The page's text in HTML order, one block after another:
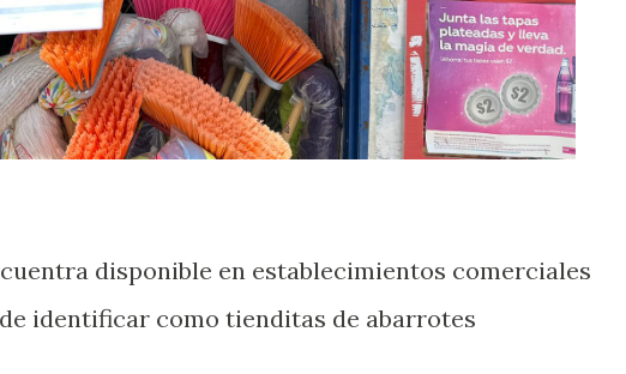
disponible en establecimientos comerciales
identificar como tienditas de abarrotes